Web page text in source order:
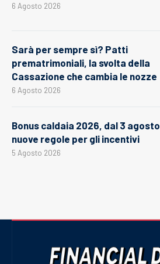
6 Agosto 2026
Sarà per sempre sì? Patti
prematrimoniali, la svolta della
Cassazione che cambia le nozze
6 Agosto 2026
Bonus caldaia 2026, dal 3 agosto
nuove regole per gli incentivi
5 Agosto 2026